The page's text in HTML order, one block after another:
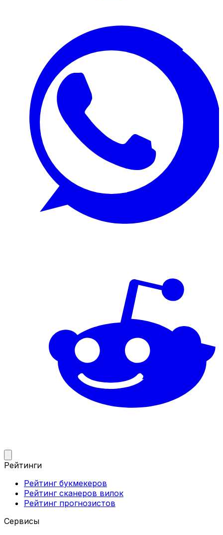
Рейтинги
Рейтинг букмекеров
Рейтинг сканеров вилок
Рейтинг прогнозистов
Сервисы